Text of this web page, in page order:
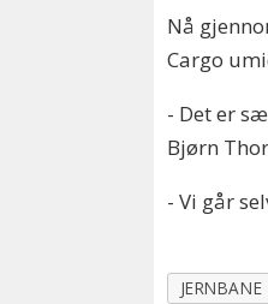
Nå
Cargo
- Det er
Bjørn
- Vi går
JERNBANE